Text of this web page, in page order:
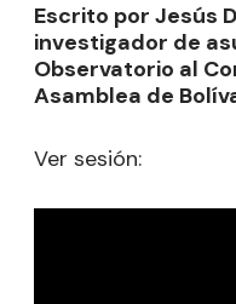
Escrito por Jesús
investigador de
Observatorio al
Asamblea de
Ver sesión: